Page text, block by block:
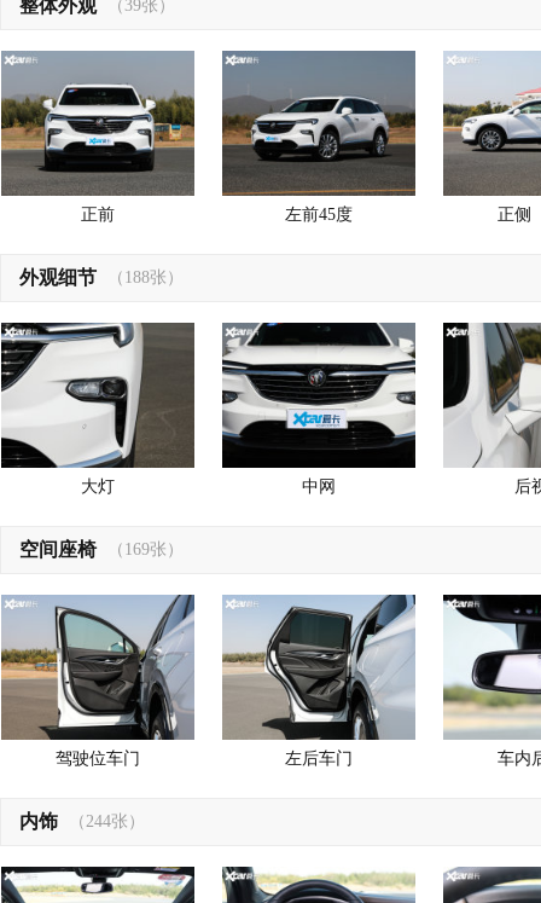
整体外观 （39张）
正前 左前45度 正侧
外观细节 （188张）
大灯 中网 后
空间座椅 （169张）
驾驶位车门 左后车门 车内
内饰 （244张）